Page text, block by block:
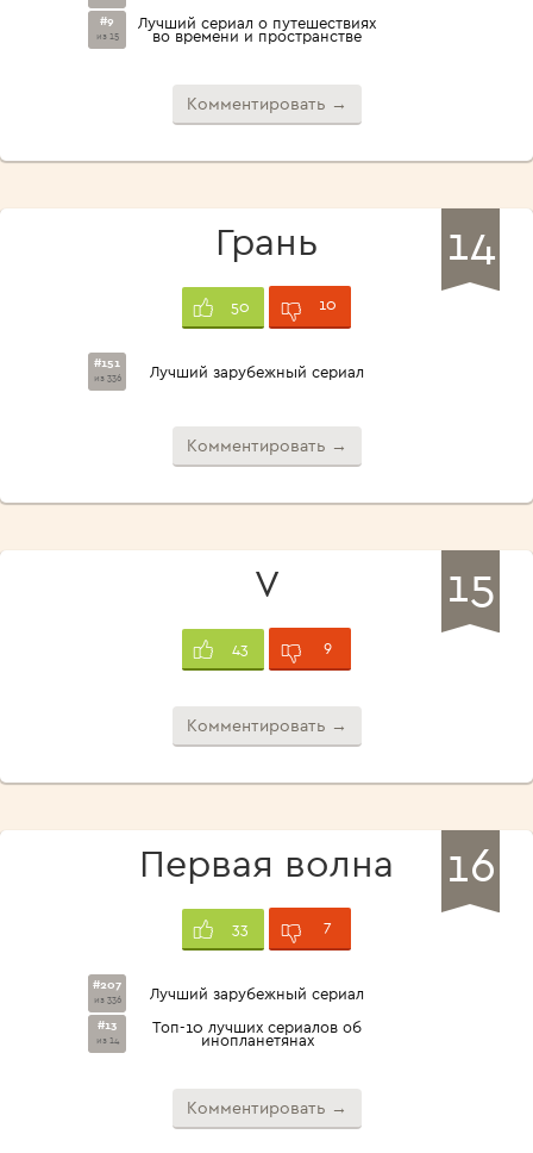
#9
из 15
Лучший сериал о путешествиях
во времени и пространстве
Комментировать →
14
Грань
50 10
#151
из 336 Лучший зарубежный сериал
Комментировать →
15
V
43 9
Комментировать →
16
Первая волна
33 7
#207
из 336 Лучший зарубежный сериал
#13
из 14
Топ-10 лучших сериалов об
инопланетянах
Комментировать →